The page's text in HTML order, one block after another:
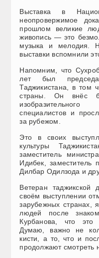
Выставка в
неопровержимое
прошлом великие
живопись — это
музыка и мелодия.
выставки вспомнили
Напомним, что
лет был
Таджикистана, в том
страны. Он внёс
специалистов и
за рубежом.
Это в своих
культуры
заместитель
Идибек, заместитель
Дилбар Одилзода и
Ветеран
своём выступлении
зарубежных странах,
людей после
Курбанова, что это
Думаю, важно не
кисти, а то, что и
продолжают смотреть